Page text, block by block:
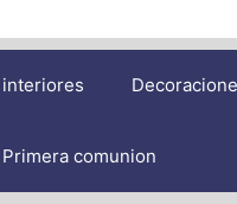
Primera comunion